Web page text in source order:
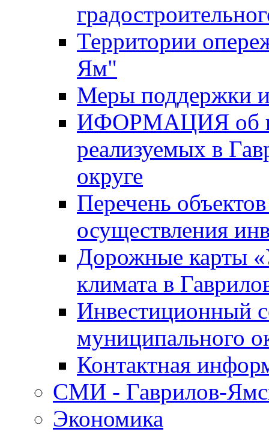
Территории
Ям"
Меры поддержки
ИФОРМАЦИЯ об
реализуемых в
округе
Перечень
осуществления
Дорожные карты
климата в
Инвестиционный
муниципального
Контактная
СМИ - Гаврилов-
Экономика